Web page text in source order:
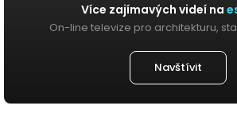
Více zajímavých videí na
On-line televize pro architekturu,
Navštívit